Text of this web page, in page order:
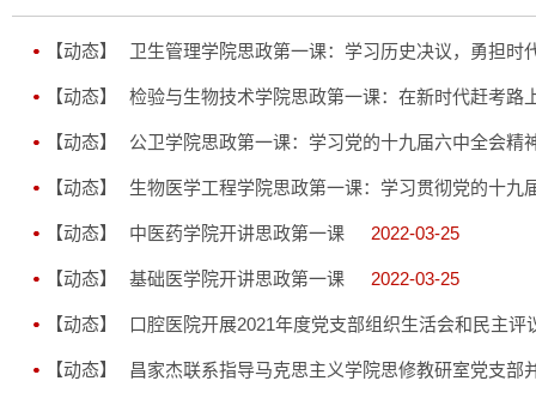
【动态】 卫生管理学院思政第一课：学习历史决议，勇担时
【动态】 检验与生物技术学院思政第一课：在新时代赶考路
【动态】 公卫学院思政第一课：学习党的十九届六中全会精
【动态】 生物医学工程学院思政第一课：学习贯彻党的十九
【动态】 中医药学院开讲思政第一课 2022-03-25
【动态】 基础医学院开讲思政第一课 2022-03-25
【动态】 口腔医院开展2021年度党支部组织生活会和民主评
【动态】 昌家杰联系指导马克思主义学院思修教研室党支部